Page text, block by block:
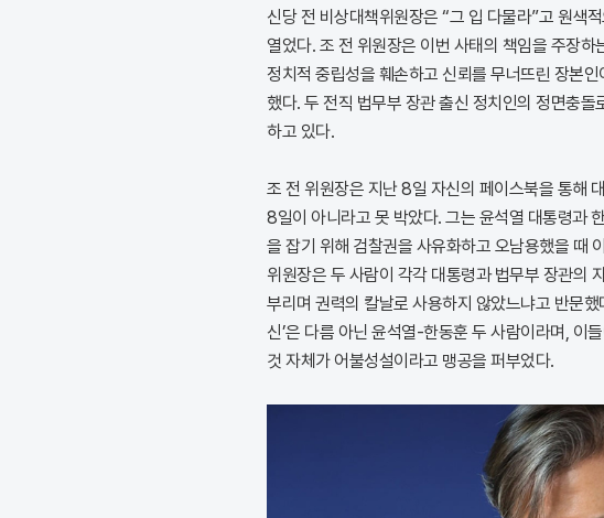
신당 전 비상대책위원장은 “그 입 다물라”고 원색
열었다. 조 전 위원장은 이번 사태의 책임을 주장하
정치적 중립성을 훼손하고 신뢰를 무너뜨린 장본
했다. 두 전직 법무부 장관 출신 정치인의 정면충돌
하고 있다.
조 전 위원장은 지난 8일 자신의 페이스북을 통해
8일이 아니라고 못 박았다. 그는 윤석열 대통령과
을 잡기 위해 검찰권을 사유화하고 오남용했을 때
위원장은 두 사람이 각각 대통령과 법무부 장관의
부리며 권력의 칼날로 사용하지 않았느냐고 반문
신’은 다름 아닌 윤석열-한동훈 두 사람이라며, 이
것 자체가 어불성설이라고 맹공을 퍼부었다.